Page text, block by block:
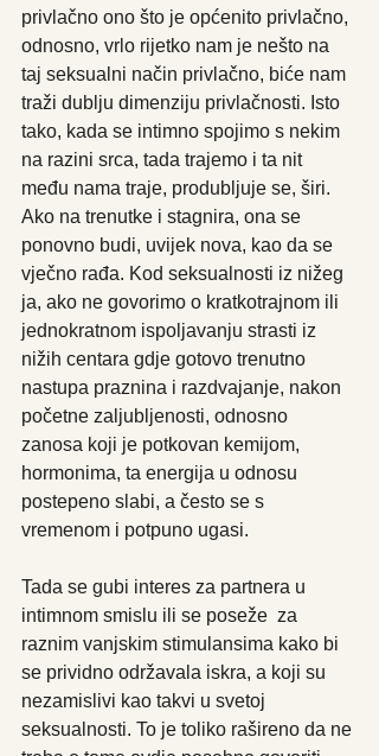
privlačno ono što je općenito privlačno,
odnosno, vrlo rijetko nam je nešto na
taj seksualni način privlačno, biće nam
traži dublju dimenziju privlačnosti. Isto
tako, kada se intimno spojimo s nekim
na razini srca, tada trajemo i ta nit
među nama traje, produbljuje se, širi.
Ako na trenutke i stagnira, ona se
ponovno budi, uvijek nova, kao da se
vječno rađa. Kod seksualnosti iz nižeg
ja, ako ne govorimo o kratkotrajnom ili
jednokratnom ispoljavanju strasti iz
nižih centara gdje gotovo trenutno
nastupa praznina i razdvajanje, nakon
početne zaljubljenosti, odnosno
zanosa koji je potkovan kemijom,
hormonima, ta energija u odnosu
postepeno slabi, a često se s
vremenom i potpuno ugasi.
Tada se gubi interes za partnera u
intimnom smislu ili se poseže  za
raznim vanjskim stimulansima kako bi
se prividno održavala iskra, a koji su
nezamislivi kao takvi u svetoj
seksualnosti. To je toliko rašireno da ne